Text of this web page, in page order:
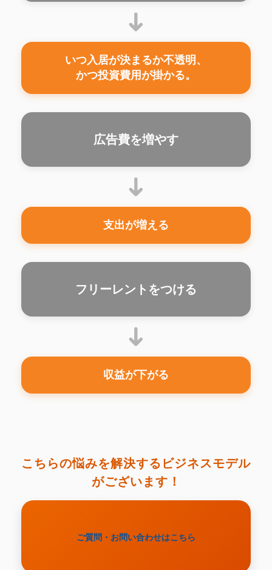
➜
いつ入居が決まるか不透明、
かつ投資費用が掛かる。
広告費を増やす
➜
支出が増える
フリーレントをつける
➜
収益が下がる
こちらの悩みを解決するビジネスモデル
がございます！
ご質問・お問い合わせはこちら